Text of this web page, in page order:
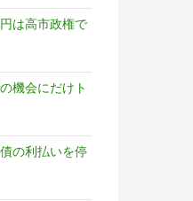
は高市政権で
機会にだけト
の利払いを停